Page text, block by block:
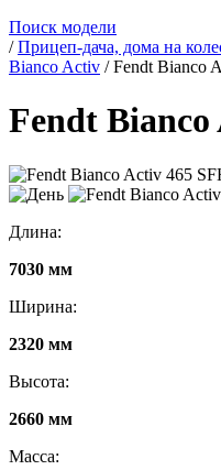
Поиск модели
/Прицеп-дача, дома на
Bianco Activ /Fendt Bianco
Fendt
Длина:
7030 мм
Ширина:
2320 мм
Высота:
2660 мм
Масса: